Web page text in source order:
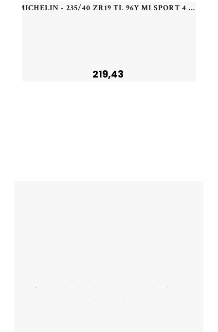
MICHELIN - 235/40 ZR19 TL 96Y MI SPORT 4 XL - 2354019 - CAB
219,43